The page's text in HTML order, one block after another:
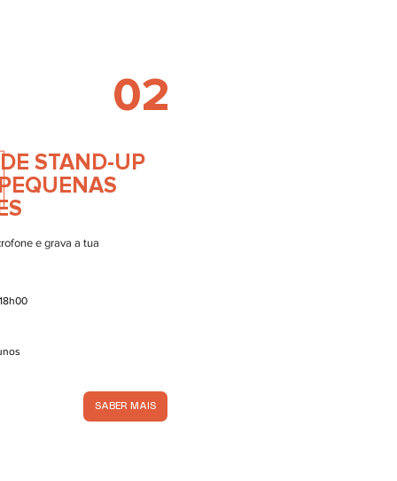
02
STAND-UP
e grava a tua
SABER MAIS